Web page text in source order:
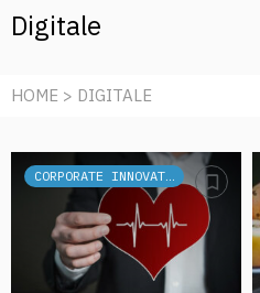
Digitale
HOME > DIGITALE
CORPORATE INNOVATION